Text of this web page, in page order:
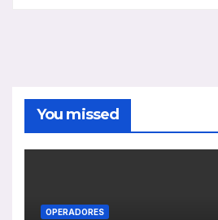
You missed
OPERADORES